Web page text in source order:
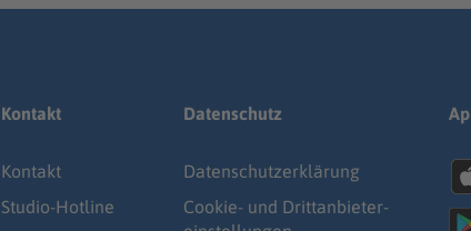
Kontakt
Kontakt
Studio-Hotline
Datenschutz
Datenschutz­erklärung
Cookie- und Drittanbieter-